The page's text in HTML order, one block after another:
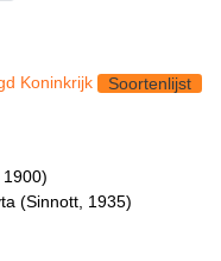
Koninkrijk
Soortenlijst
(Sinnott, 1935)